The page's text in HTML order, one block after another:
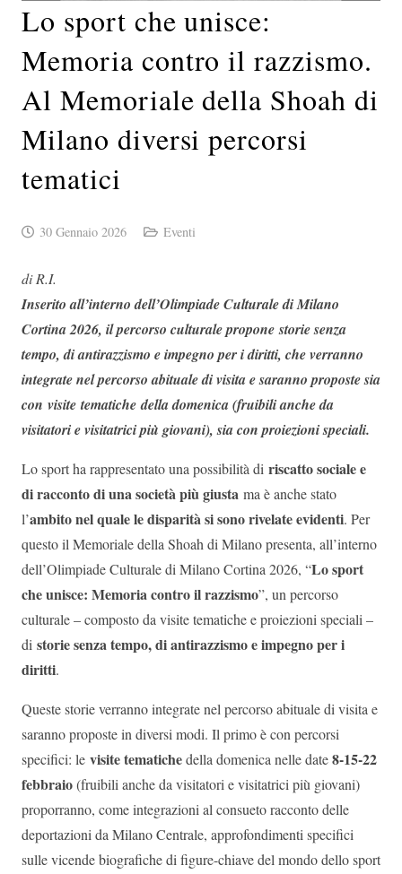
Lo sport che unisce:
Memoria contro il razzismo.
Al Memoriale della Shoah di
Milano diversi percorsi
tematici
30 Gennaio 2026 Eventi
di R.I.
Inserito all’interno dell’Olimpiade Culturale di Milano
Cortina 2026, il percorso culturale propone storie senza
tempo, di antirazzismo e impegno per i diritti, che verranno
integrate nel percorso abituale di visita e saranno proposte sia
con visite tematiche della domenica (fruibili anche da
visitatori e visitatrici più giovani), sia con proiezioni speciali.
Lo sport ha rappresentato una possibilità di riscatto sociale e
di racconto di una società più giusta ma è anche stato
l’ambito nel quale le disparità si sono rivelate evidenti. Per
questo il Memoriale della Shoah di Milano presenta, all’interno
dell’Olimpiade Culturale di Milano Cortina 2026, “Lo sport
che unisce: Memoria contro il razzismo”, un percorso
culturale – composto da visite tematiche e proiezioni speciali –
di storie senza tempo, di antirazzismo e impegno per i
diritti.
Queste storie verranno integrate nel percorso abituale di visita e
saranno proposte in diversi modi. Il primo è con percorsi
specifici: le visitetematichedella domenica nelle date8-15-22
febbraio(fruibili anche da visitatori e visitatrici più giovani)
proporranno, come integrazioni al consueto racconto delle
deportazioni da Milano Centrale, approfondimenti specifici
sulle vicende biografiche di figure-chiave del mondo dello sport